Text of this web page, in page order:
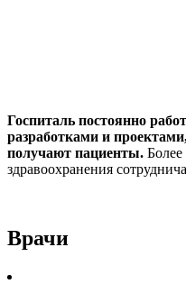
Госпиталь постоянно
разработками и
получают пациенты.
здравоохранения
Врачи